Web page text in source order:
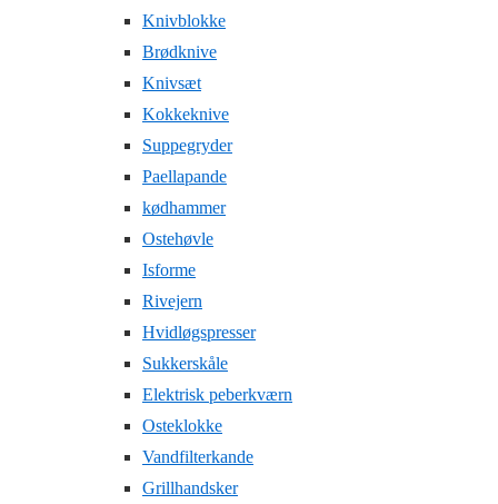
Knivblokke
Brødknive
Knivsæt
Kokkeknive
Suppegryder
Paellapande
kødhammer
Ostehøvle
Isforme
Rivejern
Hvidløgspresser
Sukkerskåle
Elektrisk peberkværn
Osteklokke
Vandfilterkande
Grillhandsker